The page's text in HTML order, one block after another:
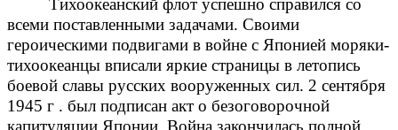
Тихоокеанский флот успешно справился со
всеми поставленными задачами. Своими
героическими подвигами в войне с Японией моряки-
тихоокеанцы вписали яркие страницы в летопись
боевой славы русских вооруженных сил. 2 сентября
1945 г . был подписан акт о безоговорочной
капитуляции Японии. Война закончилась полной